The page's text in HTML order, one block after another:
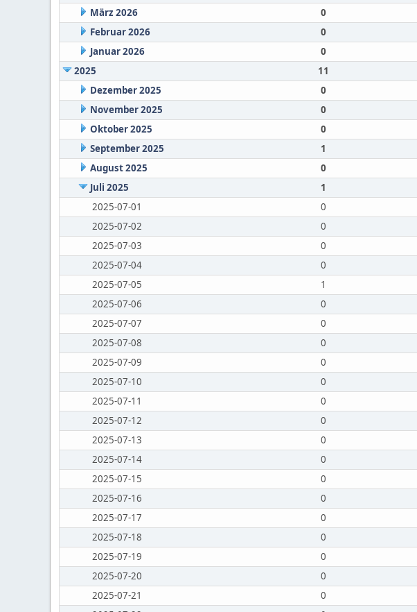
März 2026
0
Februar 2026
0
Januar 2026
0
2025
11
Dezember 2025
0
November 2025
0
Oktober 2025
0
September 2025
1
August 2025
0
Juli 2025
1
2025-07-01
0
2025-07-02
0
2025-07-03
0
2025-07-04
0
2025-07-05
1
2025-07-06
0
2025-07-07
0
2025-07-08
0
2025-07-09
0
2025-07-10
0
2025-07-11
0
2025-07-12
0
2025-07-13
0
2025-07-14
0
2025-07-15
0
2025-07-16
0
2025-07-17
0
2025-07-18
0
2025-07-19
0
2025-07-20
0
2025-07-21
0